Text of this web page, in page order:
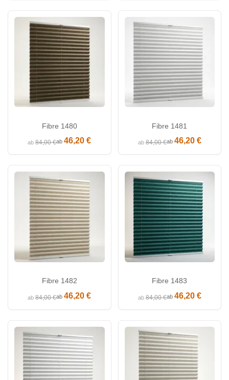
Fibre 1480
ab84,00 €ab46,20 €
Fibre 1481
ab84,00 €ab 46,20 €
Fibre 1482
ab84,00 €ab46,20 €
Fibre 1483
ab84,00 €ab 46,20 €